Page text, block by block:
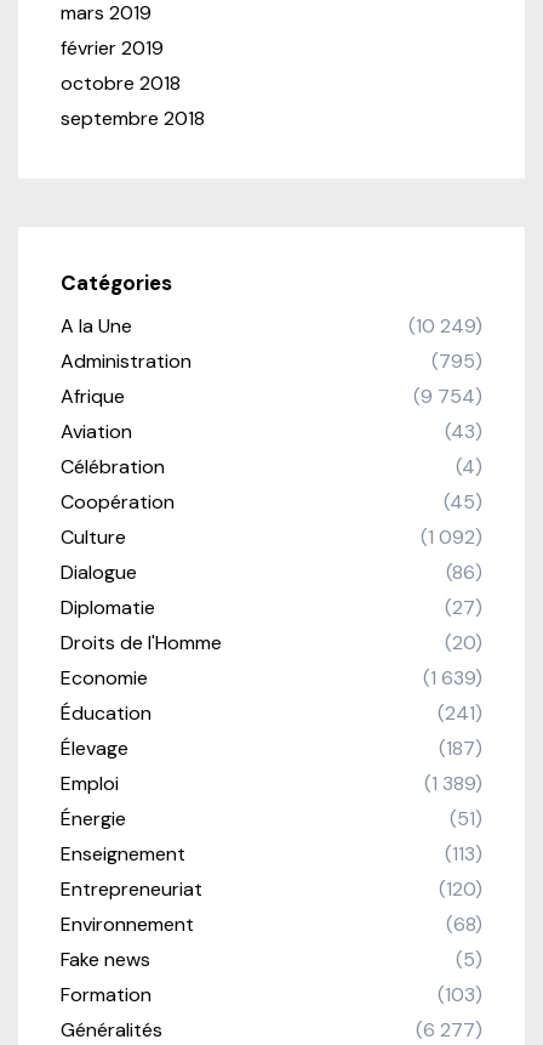
mars 2019
février 2019
octobre 2018
septembre 2018
Catégories
A la Une
(10 249)
Administration
(795)
Afrique
(9 754)
Aviation
(43)
Célébration
(4)
Coopération
(45)
Culture
(1 092)
Dialogue
(86)
Diplomatie
(27)
Droits de l'Homme
(20)
Economie
(1 639)
Éducation
(241)
Élevage
(187)
Emploi
(1 389)
Énergie
(51)
Enseignement
(113)
Entrepreneuriat
(120)
Environnement
(68)
Fake news
(5)
Formation
(103)
Généralités
(6 277)